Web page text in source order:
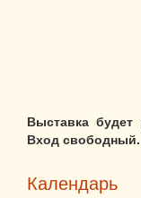
Выставка будет
Вход свободный.
Календарь